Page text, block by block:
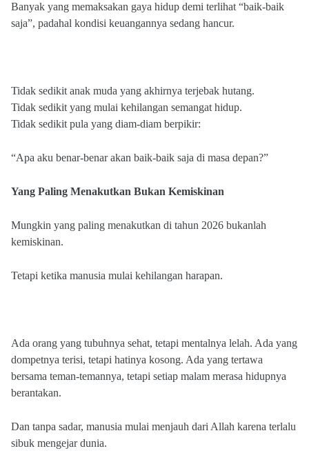
Banyak yang memaksakan gaya hidup demi terlihat “baik-baik
saja”, padahal kondisi keuangannya sedang hancur.
Tidak sedikit anak muda yang akhirnya terjebak hutang.
Tidak sedikit yang mulai kehilangan semangat hidup.
Tidak sedikit pula yang diam-diam berpikir:
“Apa aku benar-benar akan baik-baik saja di masa depan?”
Yang Paling Menakutkan Bukan Kemiskinan
Mungkin yang paling menakutkan di tahun 2026 bukanlah
kemiskinan.
Tetapi ketika manusia mulai kehilangan harapan.
Ada orang yang tubuhnya sehat, tetapi mentalnya lelah. Ada yang
dompetnya terisi, tetapi hatinya kosong. Ada yang tertawa
bersama teman-temannya, tetapi setiap malam merasa hidupnya
berantakan.
Dan tanpa sadar, manusia mulai menjauh dari Allah karena terlalu
sibuk mengejar dunia.